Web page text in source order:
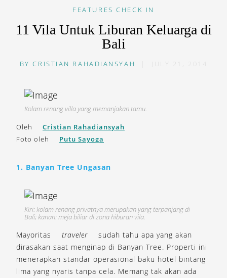
FEATURES CHECK IN
11 Vila Untuk Liburan Keluarga di
Bali
BYCRISTIAN RAHADIANSYAH JULY 21, 2014
Kolam renang villa yang memanjakan tamu.
Oleh
Cristian Rahadiansyah
Foto oleh
Putu Sayoga
1. Banyan Tree Ungasan
Kiri: kolam renang privatnya merupakan yang terpanjang di
Bali; kanan: meja biliar di zona hiburan vila.
Mayoritas traveler
sudah tahu apa yang akan
dirasakan saat menginap di Banyan Tree. Properti ini
menerapkan standar operasional baku hotel bintang
lima yang nyaris tanpa cela. Memang tak akan ada